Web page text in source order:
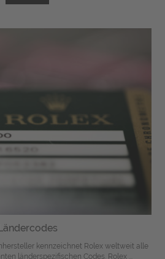
kennzeichnet Rolex weltweit alle
länderspezifischen Codes. Rolex ...